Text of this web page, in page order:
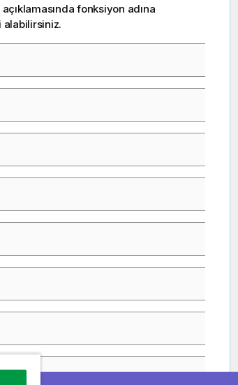
fonksiyon adına
alabilirsiniz.